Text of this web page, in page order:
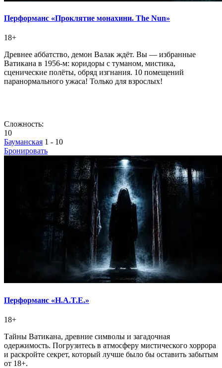
Перформанс «Проклятие монахини. The Nun»
18+
Древнее аббатство, демон Валак ждёт. Вы — избранные
Ватикана в 1956-м: коридоры с туманом, мистика,
сценические полёты, обряд изгнания. 10 помещений
паранормального ужаса! Только для взрослых!
Сложность:
10
Бауманская 1 - 10
Бронировать
Перформанс «H.А.T.E.»
18+
Тайны Ватикана, древние символы и загадочная
одержимость. Погрузитесь в атмосферу мистического хоррора
и раскройте секрет, который лучше было бы оставить забытым
от 18+.